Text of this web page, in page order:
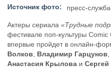
Источник фото: пресс-
Актеры сериала «Трудные
фестивале поп-культуры
впервые пройдет в онлайн-
Волков, Владимир Гарцунов,
Анастасия Крылова и